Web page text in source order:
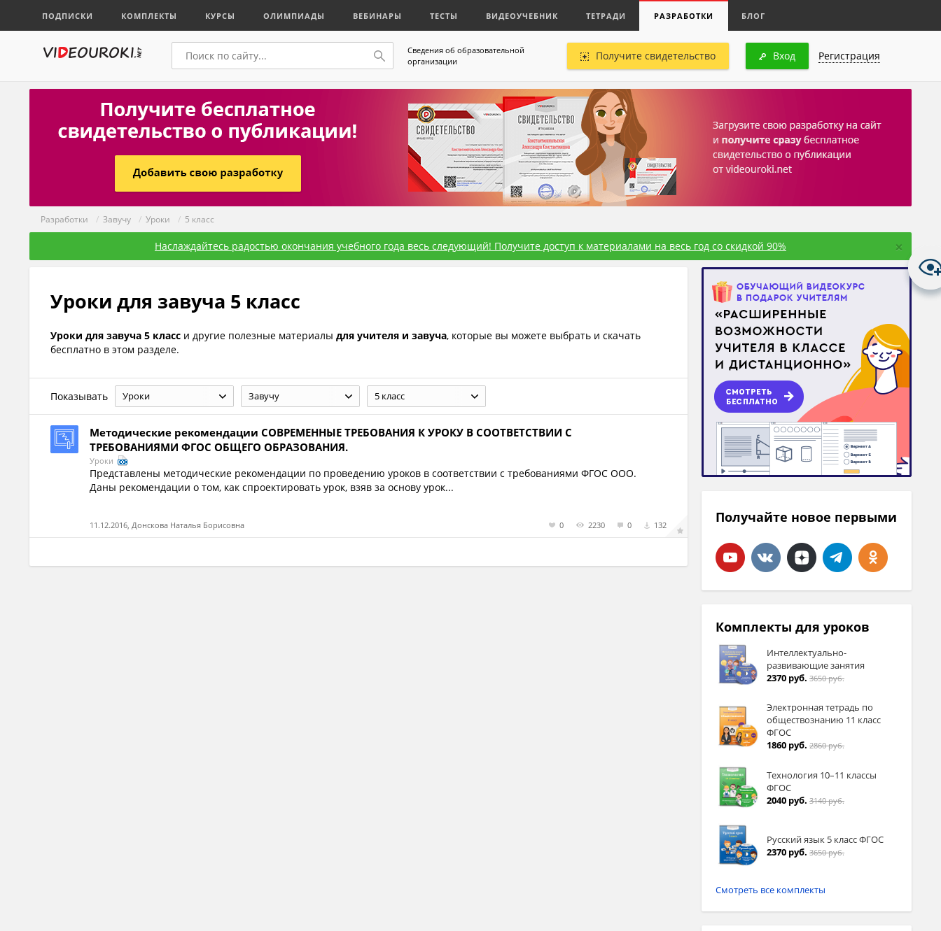
ПОДПИСКИ КОМПЛЕКТЫ КУРСЫ ОЛИМПИАДЫ ВЕБИНАРЫ ТЕСТЫ ВИДЕОУЧЕБНИК ТЕТРАДИ РАЗРАБОТКИ БЛОГ
Сведения об образовательной
организации
Получите свидетельство Вход Регистрация
Разработки / Завучу / Уроки / 5 класс
Наслаждайтесь радостью окончания учебного года весь следующий! Получите доступ к материалами на весь год со скидкой 90% ×
Уроки для завуча 5 класс
Уроки для завуча 5 класс и другие полезные материалы для учителя и завуча, которые вы можете выбрать и скачать
бесплатно в этом разделе.
Показывать Уроки Завучу 5 класс
Методические рекомендации СОВРЕМЕННЫЕ ТРЕБОВАНИЯ К УРОКУ В СООТВЕТСТВИИ С
ТРЕБОВАНИЯМИ ФГОС ОБЩЕГО ОБРАЗОВАНИЯ.
Уроки
Представлены методические рекомендации по проведению уроков в соответствии с требованиями ФГОС ООО.
Даны рекомендации о том, как спроектировать урок, взяв за основу урок...
11.12.2016, Донскова Наталья Борисовна 0 2230 0 132 Получайте новое первыми
Комплекты для уроков
Интеллектуально-
развивающие занятия
2370 руб. 3650 руб.
Электронная тетрадь по
обществознанию 11 класс
ФГОС
1860 руб. 2860 руб.
Технология 10–11 классы
ФГОС
2040 руб. 3140 руб.
Русский язык 5 класс ФГОС
2370 руб. 3650 руб.
Смотреть все комплекты